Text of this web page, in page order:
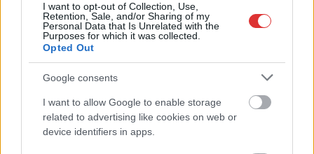
I want to opt-out of Collection, Use,
Retention, Sale, and/or Sharing of my
Personal Data that Is Unrelated with the
Purposes for which it was collected.
Opted Out
Google consents
I want to allow Google to enable storage
related to advertising like cookies on web or
device identifiers in apps.
Rövid idő alatt számos vállalkozás jelezte, hogy segítene
azoknak a munkavállalóknak, akik a tószegi kerékpárgyár
bezárása...
Szolnok